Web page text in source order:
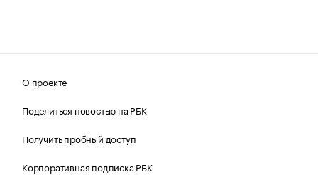
О проекте
Поделиться новостью на РБК
Получить пробный доступ
Корпоративная подписка РБК